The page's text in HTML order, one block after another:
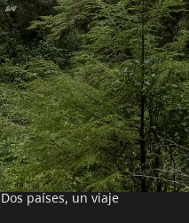
Industria de Viajes
Medios
Corporativo
简体中文 – China
En este sitio
Ideas de viaje
Consejos Prácticos
Dos países, un viaje